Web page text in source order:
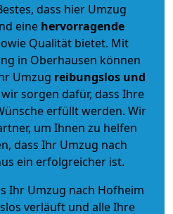
dass hier Umzug
eine hervorragende
Qualität bietet. Mit
in Oberhausen können
Umzug reibungslos und
sorgen dafür, dass Ihre
erfüllt werden. Wir
um Ihnen zu helfen
dass Ihr Umzug nach
ein erfolgreicher ist.
Ihr Umzug nach Hofheim
verläuft und alle Ihre